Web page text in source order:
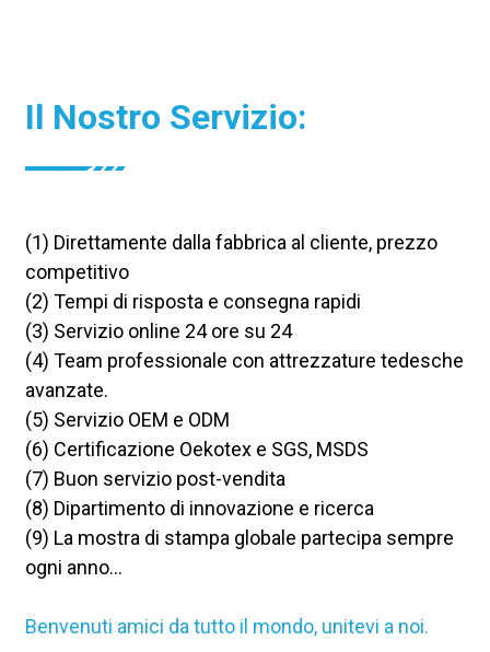
Il Nostro Servizio:
(1) Direttamente dalla fabbrica al cliente, prezzo
competitivo
(2) Tempi di risposta e consegna rapidi
(3) Servizio online 24 ore su 24
(4) Team professionale con attrezzature tedesche
avanzate.
(5) Servizio OEM e ODM
(6) Certificazione Oekotex e SGS, MSDS
(7) Buon servizio post-vendita
(8) Dipartimento di innovazione e ricerca
(9) La mostra di stampa globale partecipa sempre
ogni anno...
Benvenuti amici da tutto il mondo, unitevi a noi.